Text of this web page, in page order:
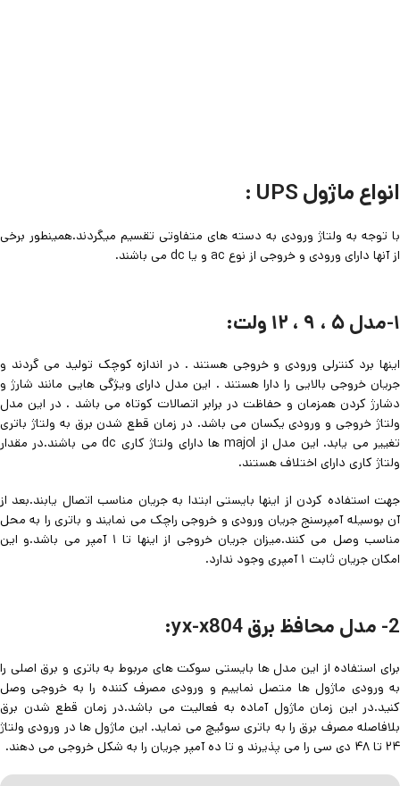
انواع ماژول UPS :
با توجه به ولتاژ ورودی به دسته های متفاوتی تقسیم میگردند.همینطور برخی
از آنها دارای ورودی و خروجی از نوع ac و یا dc می باشند.
۱-مدل ۵ ، ۹ ، ۱۲ ولت:
اینها برد کنترلی ورودی و خروجی هستند . در اندازه کوچک تولید می گردند و
جریان خروجی بالایی را دارا هستند . این مدل دارای ویژگی هایی مانند شارژ و
دشارژ کردن همزمان و حفاظت در برابر اتصالات کوتاه می باشد . در این مدل
ولتاژ خروجی و ورودی یکسان می باشد. در زمان قطع شدن برق به ولتاژ باتری
تغییر می یابد. این مدل از majol ها دارای ولتاژ کاری dc می باشند.در مقدار
ولتاژ کاری دارای اختلاف هستند.
جهت استفاده کردن از اینها بایستی ابتدا به جریان مناسب اتصال یابند.بعد از
آن بوسیله آمپرسنج جریان ورودی و خروجی راچک می نمایند و باتری را به محل
مناسب وصل می کنند.میزان جریان خروجی از اینها تا ۱ آمپر می باشد.و این
امکان جریان ثابت ۱ آمپری وجود ندارد.
2- مدل محافظ برق yx-x804:
برای استفاده از این مدل ها بایستی سوکت های مربوط به باتری و برق اصلی را
به ورودی ماژول ها متصل نماییم و ورودی مصرف کننده را به خروجی وصل
کنید.در این زمان ماژول آماده به فعالیت می باشد.در زمان قطع شدن برق
بلافاصله مصرف برق را به باتری سوئیچ می نماید. این ماژول ها در ورودی ولتاژ
۲۴ تا ۴۸ دی سی را می پذیرند و تا ده آمپر جریان را به شکل خروجی می دهند.